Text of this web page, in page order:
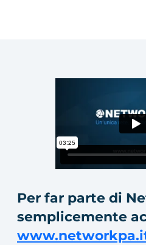
Per far parte di
semplicemente